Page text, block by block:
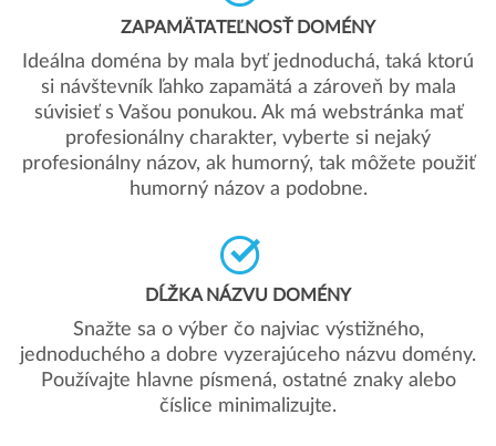
ZAPAMÄTATEĽNOSŤ DOMÉNY
Ideálna doména by mala byť jednoduchá, taká ktorú
si návštevník ľahko zapamätá a zároveň by mala
súvisieť s Vašou ponukou. Ak má webstránka mať
profesionálny charakter, vyberte si nejaký
profesionálny názov, ak humorný, tak môžete použiť
humorný názov a podobne.
DĹŽKA NÁZVU DOMÉNY
Snažte sa o výber čo najviac výstižného,
jednoduchého a dobre vyzerajúceho názvu domény.
Používajte hlavne písmená, ostatné znaky alebo
číslice minimalizujte.